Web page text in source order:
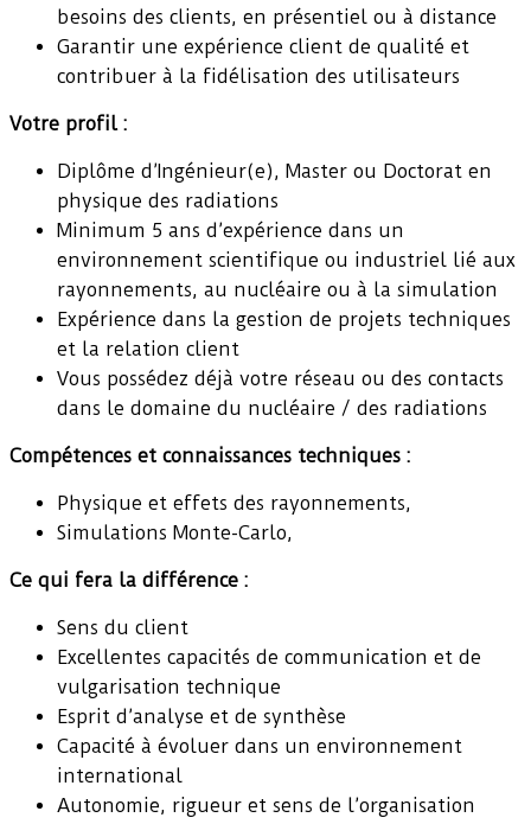
besoins des clients, en présentiel ou à distance
Garantir une expérience client de qualité et
contribuer à la fidélisation des utilisateurs
Votre profil :
Diplôme d’Ingénieur(e), Master ou Doctorat en
physique des radiations
Minimum 5 ans d’expérience dans un
environnement scientifique ou industriel lié aux
rayonnements, au nucléaire ou à la simulation
Expérience dans la gestion de projets techniques
et la relation client
Vous possédez déjà votre réseau ou des contacts
dans le domaine du nucléaire / des radiations
Compétences et connaissances techniques :
Physique et effets des rayonnements,
Simulations Monte-Carlo,
Ce qui fera la différence :
Sens du client
Excellentes capacités de communication et de
vulgarisation technique
Esprit d’analyse et de synthèse
Capacité à évoluer dans un environnement
international
Autonomie, rigueur et sens de l’organisation